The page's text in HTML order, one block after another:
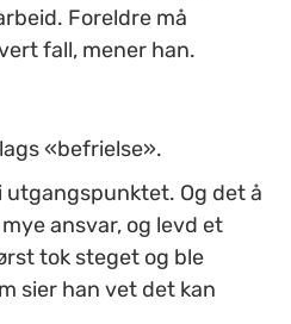
Foreldre må
fall, mener han.
«befrielse».
Og det å
ansvar, og levd et
tok steget og ble
sier han vet det kan